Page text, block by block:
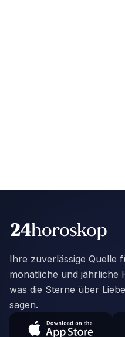
Ihre zuverlässige Quelle
monatliche und jährliche
was die Sterne über
sagen.